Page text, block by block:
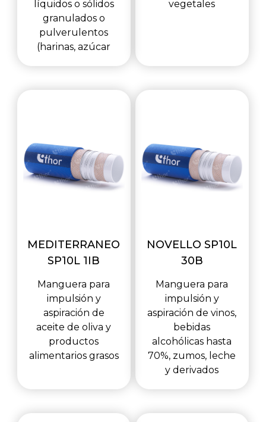
líquidos o sólidos
granulados o
pulverulentos
(harinas, azúcar
vegetales
MEDITERRANEO
SP10L 1IB
Manguera para
impulsión y
aspiración de
aceite de oliva y
productos
alimentarios grasos
NOVELLO SP10L
30B
Manguera para
impulsión y
aspiración de vinos,
bebidas
alcohólicas hasta
70%, zumos, leche
y derivados